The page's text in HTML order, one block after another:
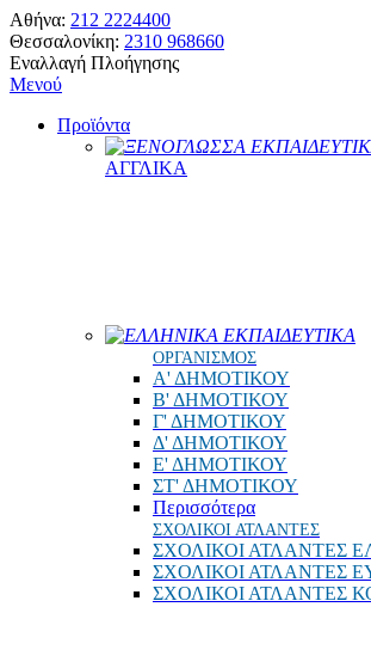
Αθήνα: 212 2224400
Θεσσαλονίκη: 2310 968660
Εναλλαγή Πλοήγησης
Μενού
Προϊόντα
ΞΕΝΟΓΛΩΣΣΑ
ΑΓΓΛΙΚΑ
ΕΛΛΗΝΙΚΑ ΕΚΠΑΙΔΕΥΤΙΚΑ
ΟΡΓΑΝΙΣΜΟΣ
Α' ΔΗΜΟΤΙΚΟΥ
Β' ΔΗΜΟΤΙΚΟΥ
Γ' ΔΗΜΟΤΙΚΟΥ
Δ' ΔΗΜΟΤΙΚΟΥ
Ε' ΔΗΜΟΤΙΚΟΥ
ΣΤ' ΔΗΜΟΤΙΚΟΥ
Περισσότερα
ΣΧΟΛΙΚΟΙ ΑΤΛΑΝΤΕΣ
ΣΧΟΛΙΚΟΙ ΑΤΛΑΝΤΕΣ
ΣΧΟΛΙΚΟΙ ΑΤΛΑΝΤΕΣ
ΣΧΟΛΙΚΟΙ ΑΤΛΑΝΤΕΣ